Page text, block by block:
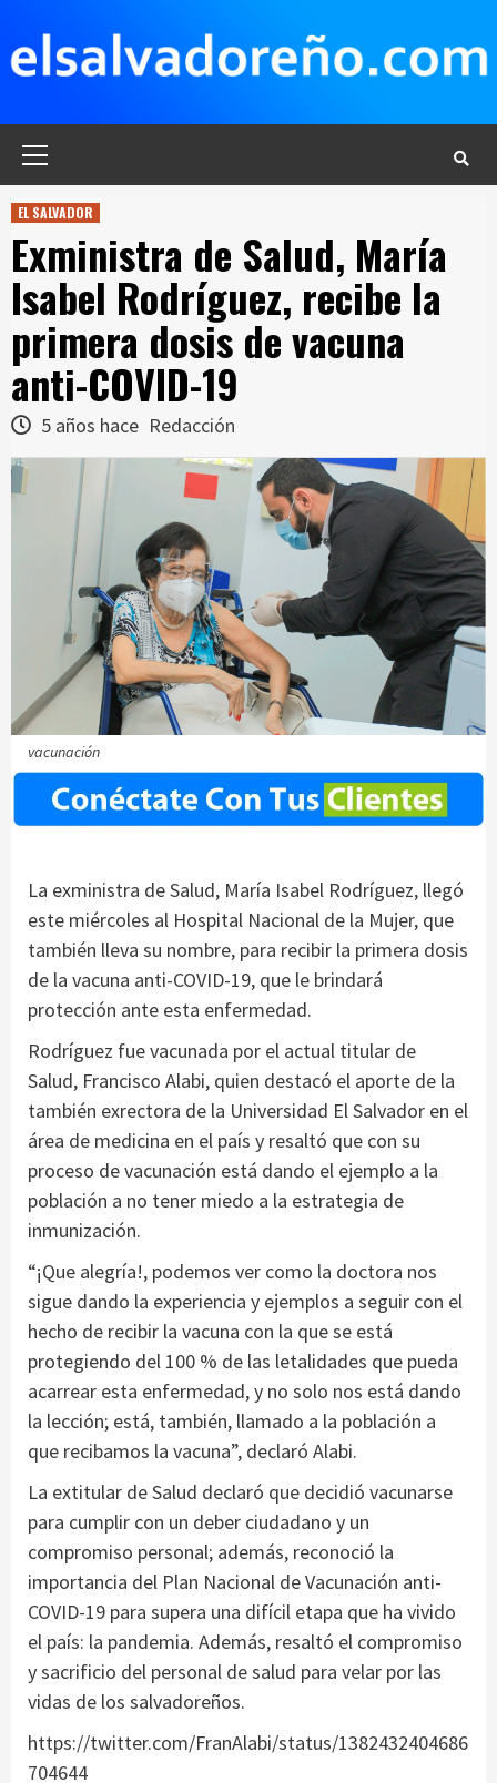
contenido
EL SALVADOR
Exministra de Salud, María
Isabel Rodríguez, recibe la
primera dosis de vacuna
anti-COVID-19
5 años hace Redacción
vacunación
La exministra de Salud, María Isabel Rodríguez, llegó
este miércoles al Hospital Nacional de la Mujer, que
también lleva su nombre, para recibir la primera dosis
de la vacuna anti-COVID-19, que le brindará
protección ante esta enfermedad.
Rodríguez fue vacunada por el actual titular de
Salud, Francisco Alabi, quien destacó el aporte de la
también exrectora de la Universidad El Salvador en el
área de medicina en el país y resaltó que con su
proceso de vacunación está dando el ejemplo a la
población a no tener miedo a la estrategia de
inmunización.
“¡Que alegría!, podemos ver como la doctora nos
sigue dando la experiencia y ejemplos a seguir con el
hecho de recibir la vacuna con la que se está
protegiendo del 100 % de las letalidades que pueda
acarrear esta enfermedad, y no solo nos está dando
la lección; está, también, llamado a la población a
que recibamos la vacuna”, declaró Alabi.
La extitular de Salud declaró que decidió vacunarse
para cumplir con un deber ciudadano y un
compromiso personal; además, reconoció la
importancia del Plan Nacional de Vacunación anti-
COVID-19 para supera una difícil etapa que ha vivido
el país: la pandemia. Además, resaltó el compromiso
y sacrificio del personal de salud para velar por las
vidas de los salvadoreños.
https://twitter.com/FranAlabi/status/1382432404686
704644